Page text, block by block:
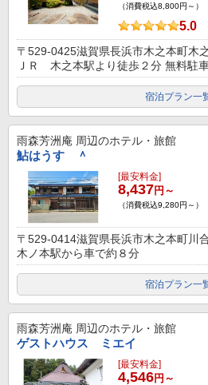
（消費税込8,800円～）
5.0
〒529-0425滋賀県長浜市木之本町木
ＪＲ 木之本駅より徒歩２分 無料駐
宿泊プラン一
雨森芳洲庵 周辺のホテル・旅館
鮎はうす ＾
[最安料金]
8,437円～
（消費税込9,280円～）
〒529-0414滋賀県長浜市木之本町
木ノ本駅から車で約８分
宿泊プラン一
雨森芳洲庵 周辺のホテル・旅館
ゲストハウス ミエイ
[最安料金]
4,546円～